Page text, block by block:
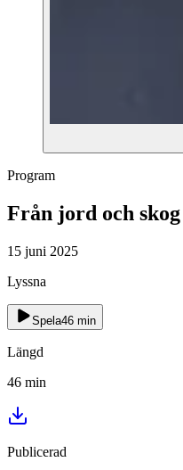
Program
Från jord och skog
15 juni 2025
Lyssna
Spela46 min
Längd
46 min
Publicerad